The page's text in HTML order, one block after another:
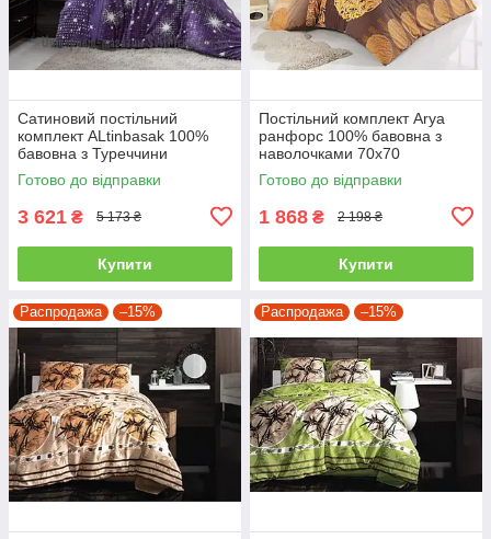
Сатиновий постільний
комплект ALtinbasak 100%
бавовна з Туреччини
двоспальний - євро
Готово до відправки
3 621 ₴ 5 173 ₴
Купити
Постільний комплект Arya
ранфорс 100% бавовна з
наволочками 70x70
полуторний
Готово до відправки
1 868 ₴ 2 198 ₴
Купити
Распродажа –15% Распродажа –15%